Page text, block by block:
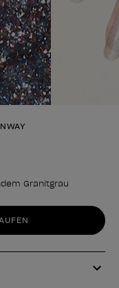
Granitgrau